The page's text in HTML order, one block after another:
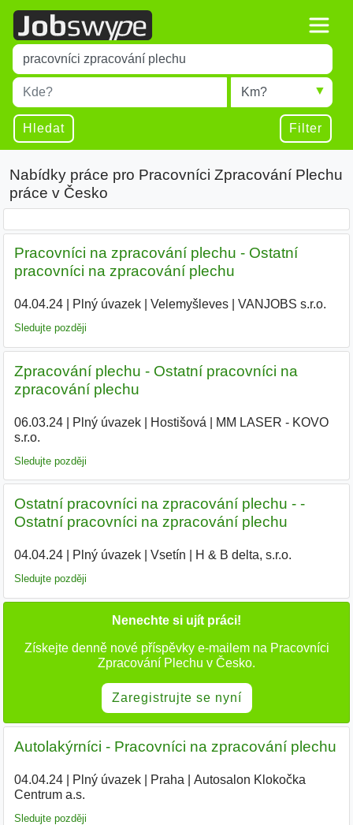
Title
Type 1 or more characters for results.
Místo
Type 1 or more characters for results.
Radius
Hledat Filter
Nabídky práce pro Pracovníci Zpracování Plechu
práce v Česko
Pracovníci na zpracování plechu - Ostatní
pracovníci na zpracování plechu
04.04.24| Plný úvazek| Velemyšleves| VANJOBS s.r.o.
Sledujte později
Zpracování plechu - Ostatní pracovníci na
zpracování plechu
06.03.24| Plný úvazek| Hostišová
MM LASER - KOVO
s.r.o.
Sledujte později
Ostatní pracovníci na zpracování plechu - -
Ostatní pracovníci na zpracování plechu
04.04.24| Plný úvazek| Vsetín H & B delta, s.r.o.
Sledujte později
Nenechte si ujít práci!
Získejte denně nové příspěvky e-mailem na Pracovníci
Zpracování Plechu v Česko.
Zaregistrujte se nyní
Autolakýrníci - Pracovníci na zpracování plechu
04.04.24| Plný úvazek| Praha
Autosalon Klokočka
Centrum a.s.
Sledujte později